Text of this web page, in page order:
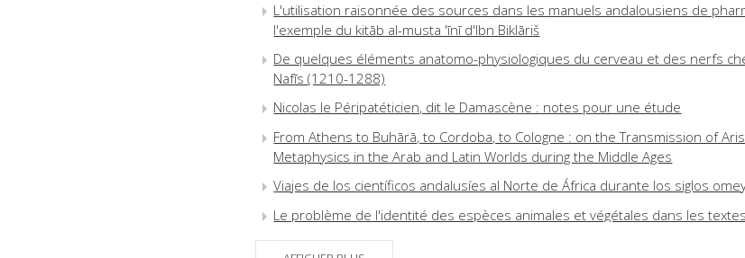
L'utilisation raisonnée des sources dans les manuels andalousiens de
l'exemple du kitāb al-musta 'īnī d'Ibn Biklāriš
De quelques éléments anatomo-physiologiques du cerveau et des nerfs
Nafīs (1210-1288)
Nicolas le Péripatéticien, dit le Damascène : notes pour une étude
From Athens to Buhārā, to Cordoba, to Cologne : on the Transmission of
Metaphysics in the Arab and Latin Worlds during the Middle Ages
Viajes de los científicos andalusíes al Norte de África durante los siglos
Le problème de l'identité des espèces animales et végétales dans les